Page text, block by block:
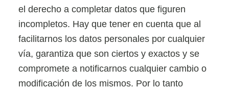
el derecho a completar datos que figuren
incompletos. Hay que tener en cuenta que al
facilitarnos los datos personales por cualquier
vía, garantiza que son ciertos y exactos y se
compromete a notificarnos cualquier cambio o
modificación de los mismos. Por lo tanto